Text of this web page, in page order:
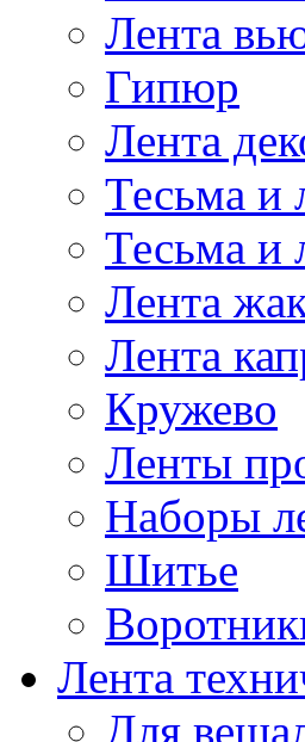
Лента
Гипюр
Лента
Тесьма и
Тесьма и
Лента
Лента
Кружево
Ленты
Наборы
Шитье
Лента
Для